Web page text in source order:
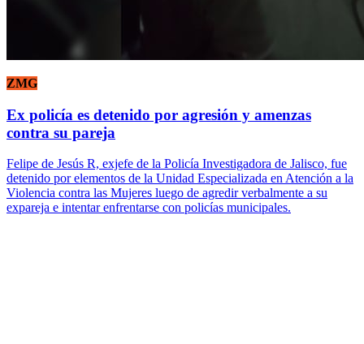
ZMG
Ex policía es detenido por agresión y amenzas
contra su pareja
Felipe de Jesús R, exjefe de la Policía Investigadora de Jalisco, fue
detenido por elementos de la Unidad Especializada en Atención a la
Violencia contra las Mujeres luego de agredir verbalmente a su
expareja e intentar enfrentarse con policías municipales.